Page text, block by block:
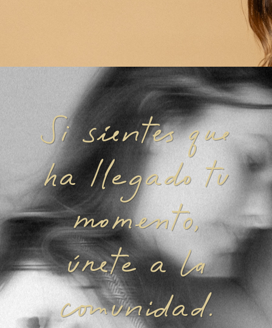
Si sientes que
ha llegado tu
momento,
únete a la
comunidad.